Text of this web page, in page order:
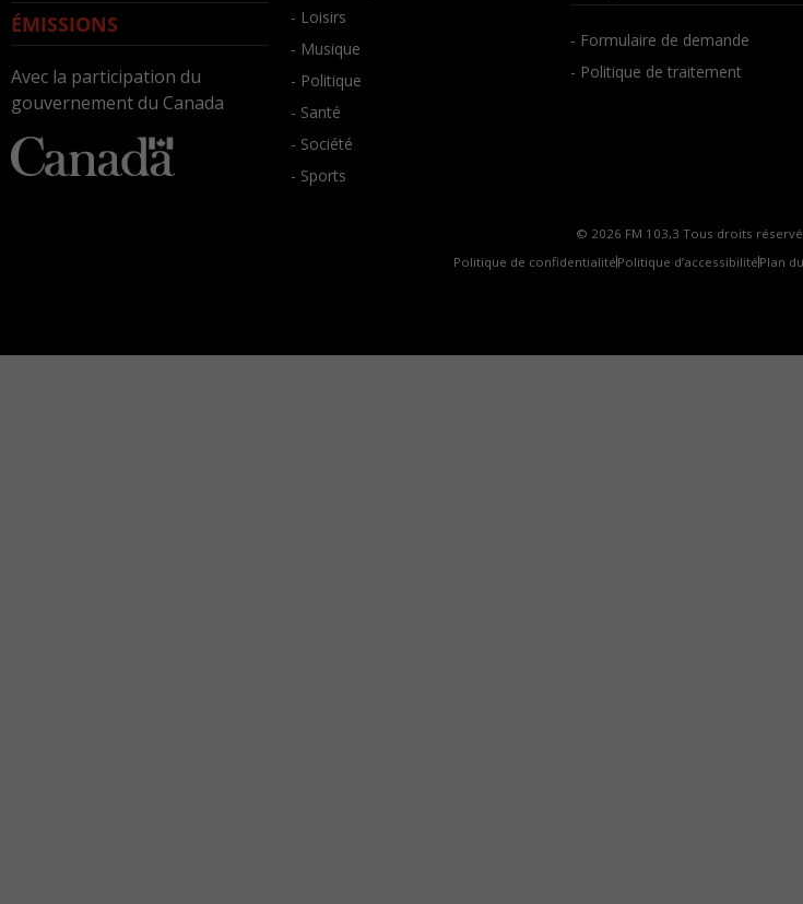
ÉMISSIONS
Avec la participation du
gouvernement du Canada
- Loisirs
- Musique
- Politique
- Santé
- Société
- Sports
- Formulaire de demande
- Politique de traitement
© 2026 FM 103,3 Tous droits
Politique de confidentialité Politique d’accessibilité Plan